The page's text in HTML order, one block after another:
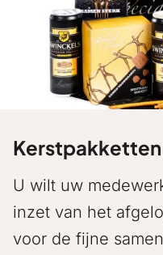
Kerstpakketten
U wilt uw
inzet van het
voor de fijne